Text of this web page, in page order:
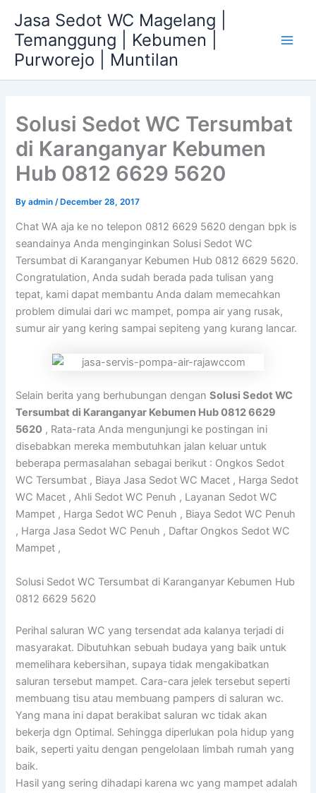
content
Jasa Sedot WC Magelang |
Temanggung | Kebumen |
Purworejo | Muntilan
Solusi Sedot WC Tersumbat
di Karanganyar Kebumen
Hub 0812 6629 5620
Byadmin/ December 28, 2017
Chat WA aja ke no telepon 0812 6629 5620 dengan bpk is
seandainya Anda menginginkan Solusi Sedot WC
Tersumbat di Karanganyar Kebumen Hub 0812 6629 5620.
Congratulation, Anda sudah berada pada tulisan yang
tepat, kami dapat membantu Anda dalam memecahkan
problem dimulai dari wc mampet, pompa air yang rusak,
sumur air yang kering sampai sepiteng yang kurang lancar.
Selain berita yang berhubungan denganSolusi Sedot WC
Tersumbat di Karanganyar Kebumen Hub 0812 6629
5620 , Rata-rata Anda mengunjungi ke postingan ini
disebabkan mereka membutuhkan jalan keluar untuk
beberapa permasalahan sebagai berikut : Ongkos Sedot
WC Tersumbat , Biaya Jasa Sedot WC Macet , Harga Sedot
WC Macet , Ahli Sedot WC Penuh , Layanan Sedot WC
Mampet , Harga Sedot WC Penuh , Biaya Sedot WC Penuh
, Harga Jasa Sedot WC Penuh , Daftar Ongkos Sedot WC
Mampet ,
Solusi Sedot WC Tersumbat di Karanganyar Kebumen Hub
0812 6629 5620
Perihal saluran WC yang tersendat ada kalanya terjadi di
masyarakat. Dibutuhkan sebuah budaya yang baik untuk
memelihara kebersihan, supaya tidak mengakibatkan
saluran tersebut mampet. Cara-cara jelek tersebut seperti
membuang tisu atau membuang pampers di saluran wc.
Yang mana ini dapat berakibat saluran wc tidak akan
bekerja dgn Optimal. Sehingga diperlukan pola hidup yang
baik, seperti yaitu dengan pengelolaan limbah rumah yang
baik.
Hasil yang sering dihadapi karena wc yang mampet adalah